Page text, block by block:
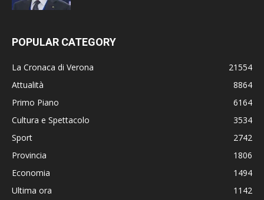
POPULAR CATEGORY
La Cronaca di Verona
21554
Attualità
8864
Primo Piano
6164
Cultura e Spettacolo
3534
Sport
2742
Provincia
1806
Economia
1494
Ultima ora
1142